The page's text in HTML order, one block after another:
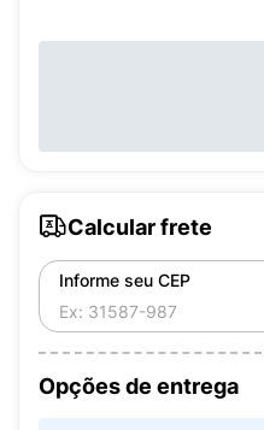
Calcular frete
Informe seu CEP
Opções de entrega